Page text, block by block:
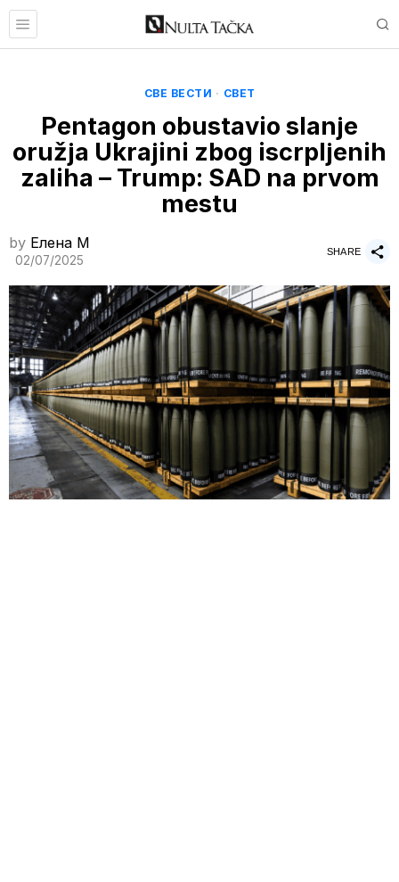
СВЕ ВЕСТИ · СВЕТ
Pentagon obustavio slanje
oružja Ukrajini zbog iscrpljenih
zaliha – Trump: SAD na prvom
mestu
by Елена M
02/07/2025
SHARE